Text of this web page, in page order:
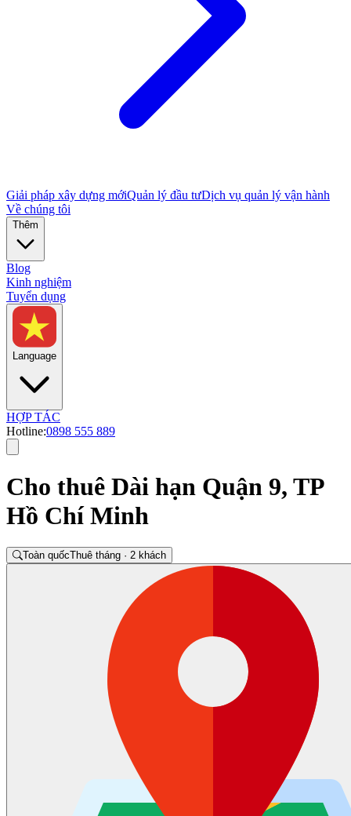
Giải pháp xây dựng mớiQuản lý đầu tưDịch vụ quản lý vận hành
Về chúng tôi
Thêm
Blog
Kinh nghiệm
Tuyển dụng
Language
HỢP TÁC
Hotline:0898 555 889
Cho thuê Dài hạn Quận 9, TP
Hồ Chí Minh
Toàn quốcThuê tháng · 2 khách